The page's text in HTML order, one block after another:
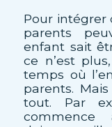
Pour intégrer
parents
enfant sait
ce n’est
temps où
parents.
tout. Par